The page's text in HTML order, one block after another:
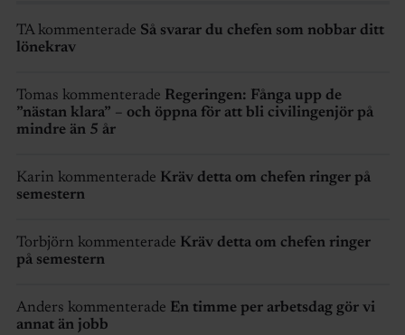
TA kommenterade Så svarar du chefen som nobbar ditt
lönekrav
Tomas kommenterade Regeringen: Fånga upp de
”nästan klara” – och öppna för att bli civilingenjör på
mindre än 5 år
Karin kommenterade Kräv detta om chefen ringer på
semestern
Torbjörn kommenterade Kräv detta om chefen ringer
på semestern
Anders kommenterade En timme per arbetsdag gör vi
annat än jobb